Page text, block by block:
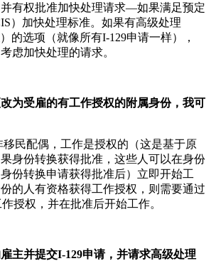
有权批准加快处理请求—如果满足预定
）加快处理标准。如果有高级处理
）的选项（就像所有I-129申请一样），
虑加快处理的请求。
为受雇的有工作授权的附属身份，我可
民配偶，工作是授权的（这是基于原
身份转换获得批准，这些人可以在身份
份转换申请获得批准后）立即开始工
的人有资格获得工作授权，则需要通过
授权，并在批准后开始工作。
主并提交I-129申请，并请求高级处理